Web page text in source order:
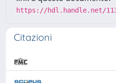
https://hdl.handle.net/
Citazioni